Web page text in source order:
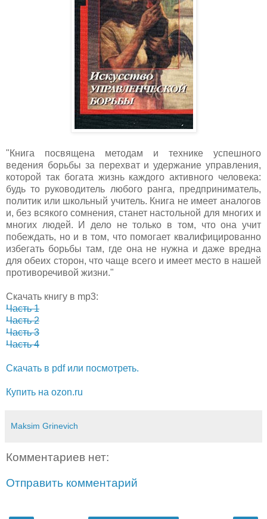
"Книга посвящена методам и технике успешного
ведения борьбы за перехват и удержание управления,
которой так богата жизнь каждого активного человека:
будь то руководитель любого ранга, предприниматель,
политик или школьный учитель. Книга не имеет аналогов
и, без всякого сомнения, станет настольной для многих и
многих людей. И дело не только в том, что она учит
побеждать, но и в том, что помогает квалифицированно
избегать борьбы там, где она не нужна и даже вредна
для обеих сторон, что чаще всего и имеет место в нашей
противоречивой жизни."
Скачать книгу в mp3:
Часть 1
Часть 2
Часть 3
Часть 4
Скачать в pdf или посмотреть.
Купить на ozon.ru
Maksim Grinevich
Комментариев нет:
Отправить комментарий